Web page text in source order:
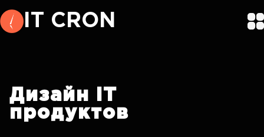
IT CRON
Дизайн
IT
продуктов